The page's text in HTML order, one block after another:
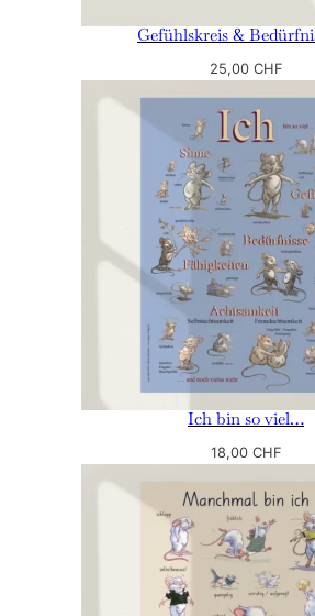
Gefühlskreis &
25,00 CHF
Ich bin so viel…
18,00 CHF